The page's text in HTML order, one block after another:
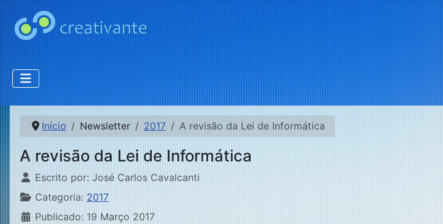
Início Newsletter 2017 A revisão da Lei de Informática
A revisão da Lei de Informática
Detalhes
Escrito por: José Carlos Cavalcanti
Categoria: 2017
Publicado: 19 Março 2017